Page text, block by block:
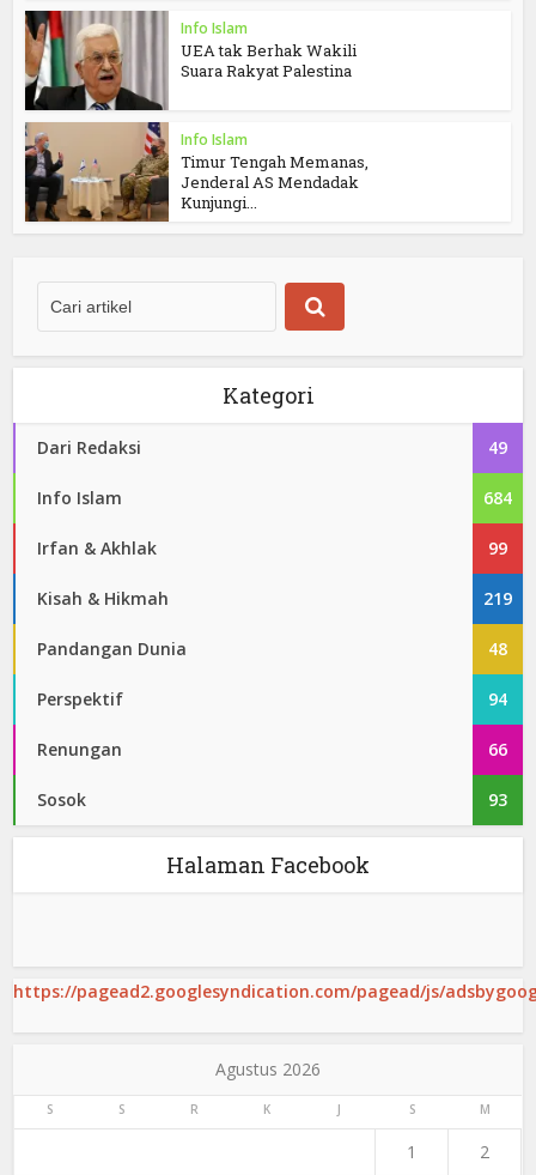
Info Islam
UEA tak Berhak Wakili
Suara Rakyat Palestina
Info Islam
Timur Tengah Memanas,
Jenderal AS Mendadak
Kunjungi...
Kategori
Dari Redaksi 49
Info Islam 684
Irfan & Akhlak 99
Kisah & Hikmah 219
Pandangan Dunia 48
Perspektif 94
Renungan 66
Sosok 93
Halaman Facebook
https://pagead2.googlesyndication.com/pagead/js/
Agustus 2026
S S R K J S M
1 2